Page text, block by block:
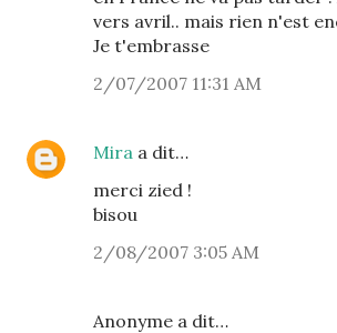
vers avril.. mais rien n'est
Je t'embrasse
2/07/2007 11:31 AM
Mira a dit…
merci zied !
bisou
2/08/2007 3:05 AM
Anonyme a dit…